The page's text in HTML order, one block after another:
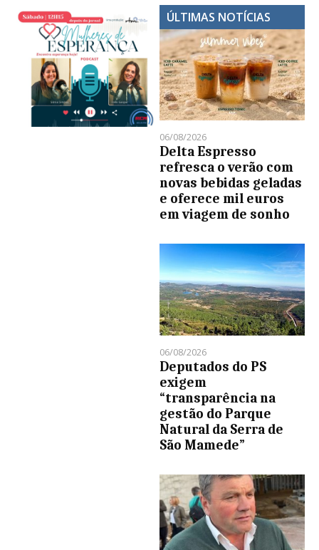
ÚLTIMAS NOTÍCIAS
06/08/2026
Delta Espresso
refresca o verão com
novas bebidas geladas
e oferece mil euros
em viagem de sonho
06/08/2026
Deputados do PS
exigem
“transparência na
gestão do Parque
Natural da Serra de
São Mamede”